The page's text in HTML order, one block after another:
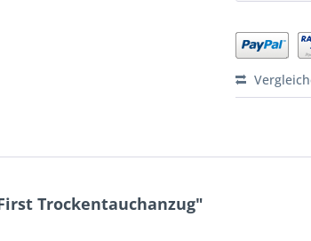
Trockentauchanzug"